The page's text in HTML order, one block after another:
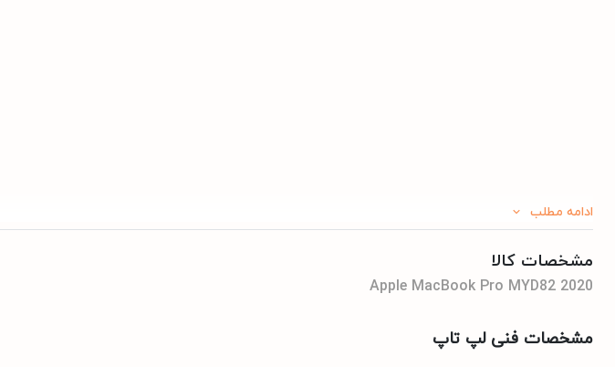
ادامه مطلب
مشخصات کالا
Apple MacBook Pro MYD82 2020
مشخصات فنی لپ تاپ